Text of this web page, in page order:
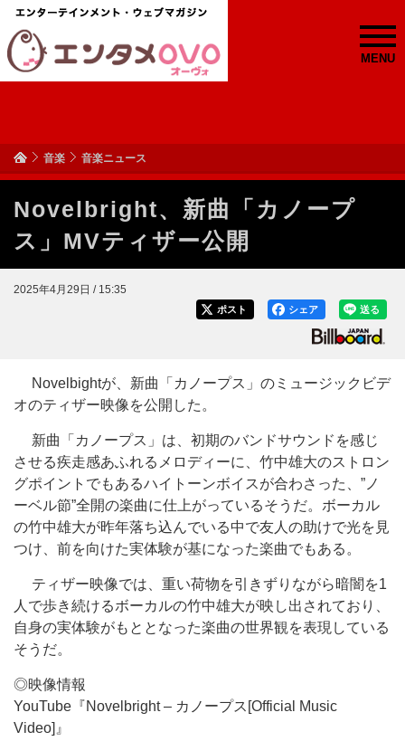
MENU
音楽 音楽ニュース
Novelbright、新曲「カノープ
ス」MVティザー公開
2025年4月29日 / 15:35
送る
シェア
ポスト
Novelbightが、新曲「カノープス」のミュージックビデ
オのティザー映像を公開した。
新曲「カノープス」は、初期のバンドサウンドを感じ
させる疾走感あふれるメロディーに、竹中雄大のストロン
グポイントでもあるハイトーンボイスが合わさった、”ノ
ーベル節”全開の楽曲に仕上がっているそうだ。ボーカル
の竹中雄大が昨年落ち込んでいる中で友人の助けで光を見
つけ、前を向けた実体験が基になった楽曲でもある。
ティザー映像では、重い荷物を引きずりながら暗闇を1
人で歩き続けるボーカルの竹中雄大が映し出されており、
自身の実体験がもととなった楽曲の世界観を表現している
そうだ。
◎映像情報
YouTube『Novelbright – カノープス[Official Music
Video]』